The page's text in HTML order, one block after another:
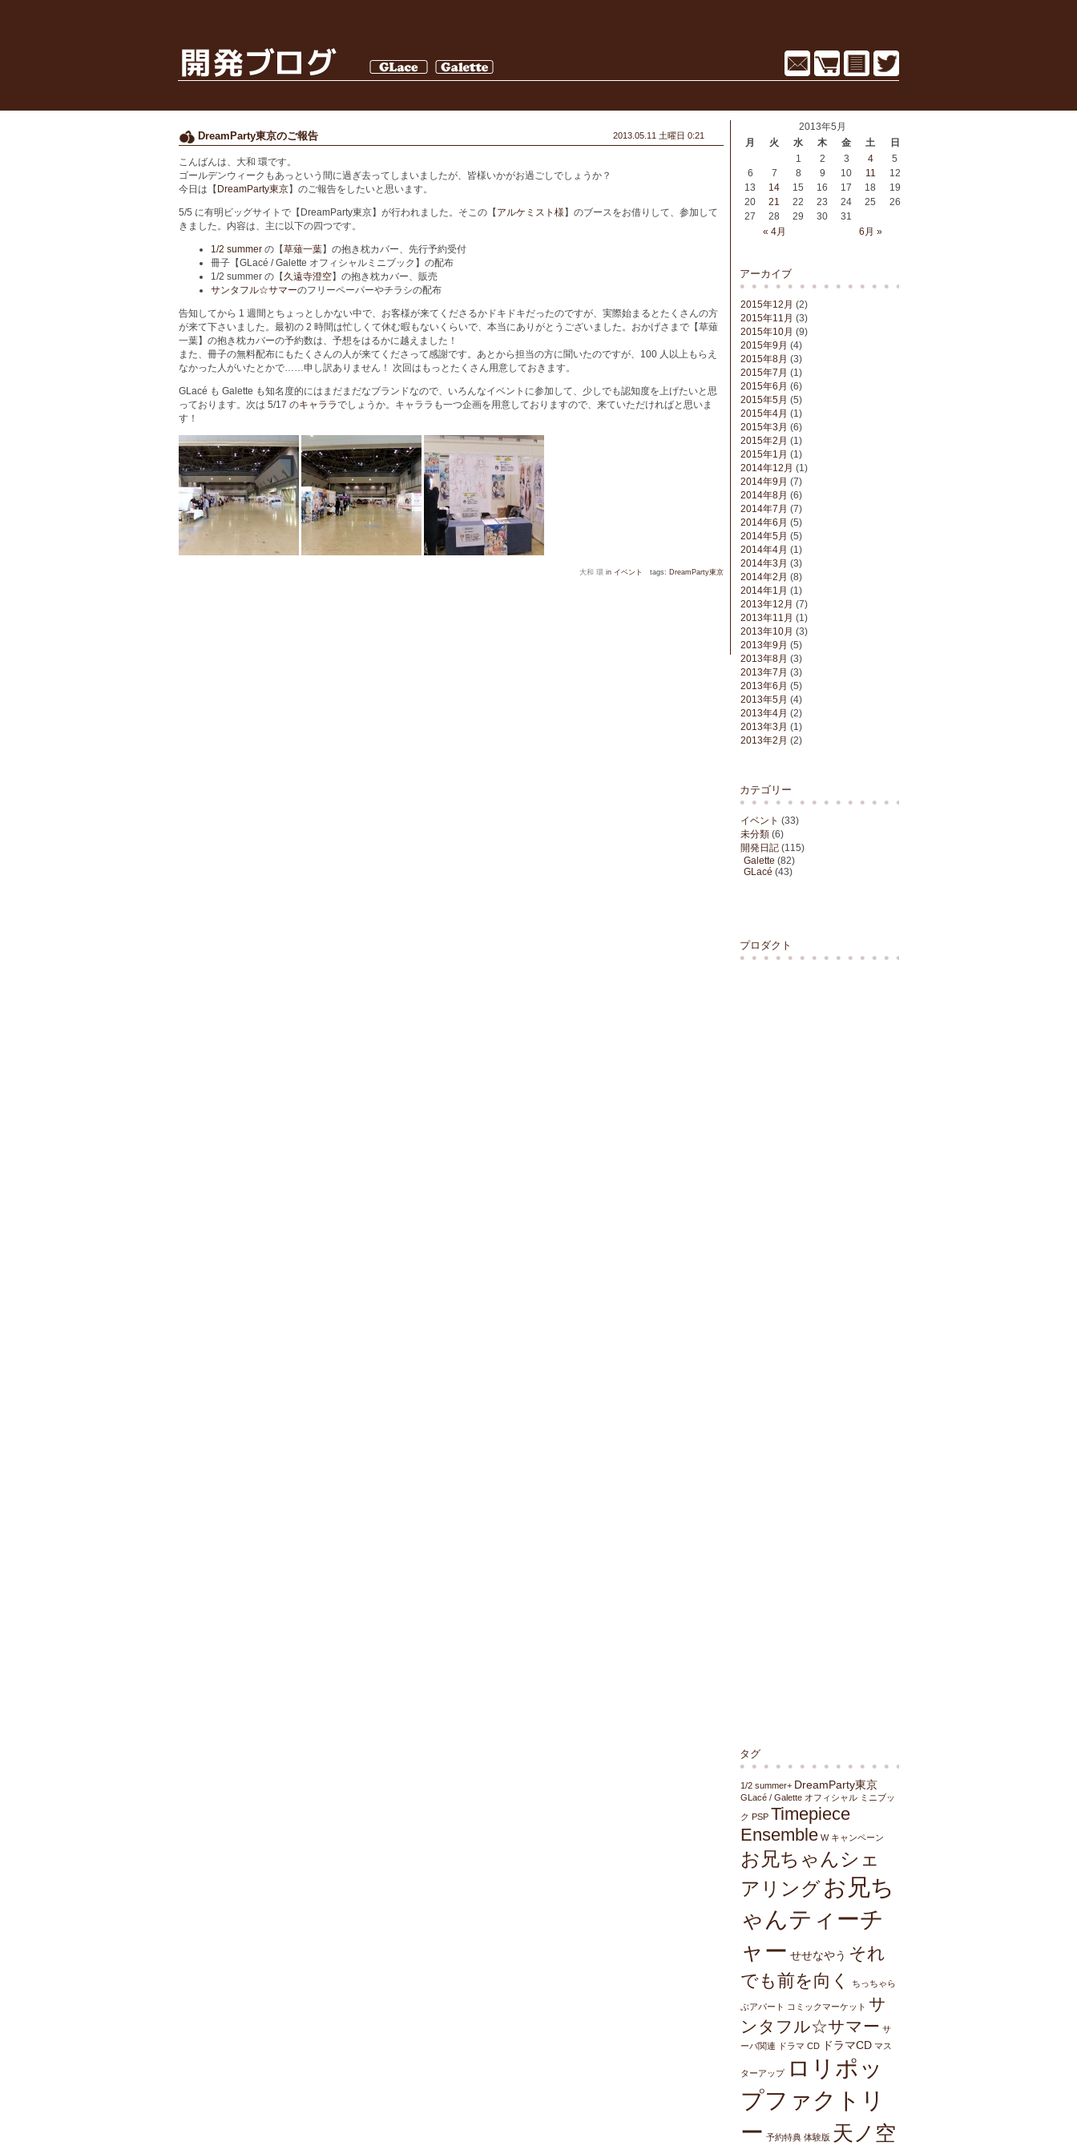
2013年5月
月
火 水 木 金 土 日
« 4月 6月 »
1 2 3 4
5
6
7 8 9 10 11
12
13
14 15 16 17 18
19
20
21 22 23 24 25
26
27
28 29 30 31
アーカイブ
2015年12月 (2)
2015年11月 (3)
2015年10月 (9)
2015年9月 (4)
2015年8月 (3)
2015年7月 (1)
2015年6月 (6)
2015年5月 (5)
2015年4月 (1)
2015年3月 (6)
2015年2月 (1)
2015年1月 (1)
2014年12月 (1)
2014年9月 (7)
2014年8月 (6)
2014年7月 (7)
2014年6月 (5)
2014年5月 (5)
2014年4月 (1)
2014年3月 (3)
2014年2月 (8)
2014年1月 (1)
2013年12月 (7)
2013年11月 (1)
2013年10月 (3)
2013年9月 (5)
2013年8月 (3)
2013年7月 (3)
2013年6月 (5)
2013年5月 (4)
2013年4月 (2)
2013年3月 (1)
2013年2月 (2)
カテゴリー
イベント (33)
未分類 (6)
開発日記 (115)
Galette (82)
GLacé (43)
プロダクト
タグ
1/2 summer+ DreamParty東京
GLacé / Galette オフィシャル ミニブッ
ク PSP Timepiece
Ensemble W キャンペーン
お兄ちゃんシェ
アリングお兄ち
ゃんティーチ
ャー せせなやう それ
でも前を向く
ちっちゃら
ぶアパート コミックマーケット サ
ンタフル☆サマー サ
ーバ関連
ドラマ CD ドラマCD マス
ターアップ
ロリポッ
プファクトリ
ー 予約特典 体験版 天ノ空
2013.05.11 土曜日 0:21
DreamParty東京のご報告
こんばんは、大和 環です。
ゴールデンウィークもあっという間に過ぎ去ってしまいましたが、皆様いかがお過ごしでしょうか？
今日は【 DreamParty東京】のご報告をしたいと思います。
5/5 に有明ビッグサイトで【DreamParty東京】が行われました。そこの【 アルケミスト様】のブースをお借りして、参加して
きました。内容は、主に以下の四つです。
1/2 summer の【草薙一葉】の抱き枕カバー、先行予約受付
冊子【GLacé / Galette オフィシャルミニブック】の配布
1/2 summer の【 久遠寺澄空】の抱き枕カバー、販売
サンタフル☆サマーのフリーペーパーやチラシの配布
告知してから 1 週間とちょっとしかない中で、お客様が来てくださるかドキドキだったのですが、実際始まるとたくさんの方
が来て下さいました。最初の 2 時間は忙しくて休む暇もないくらいで、本当にありがとうございました。おかげさまで【草薙
一葉】の抱き枕カバーの予約数は、予想をはるかに越えました！
また、冊子の無料配布にもたくさんの人が来てくださって感謝です。あとから担当の方に聞いたのですが、100 人以上もらえ
なかった人がいたとかで……申し訳ありません！ 次回はもっとたくさん用意しておきます。
GLacé も Galette も知名度的にはまだまだなブランドなので、いろんなイベントに参加して、少しでも認知度を上げたいと思
っております。次は 5/17 のキャララでしょうか。キャララも一つ企画を用意しておりますので、来ていただければと思いま
す！
大和 環 in イベント tags: DreamParty東京